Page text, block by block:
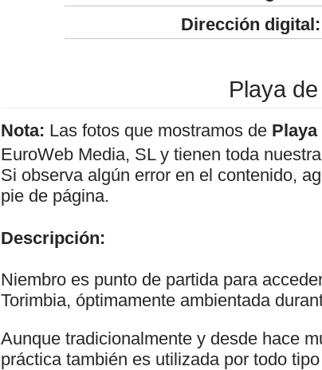
Dirección digital:
Playa
Nota: Las fotos que mostramos de
EuroWeb Media, SL y tienen toda
Si observa algún error en el contenido,
pie de página.
Descripción:
Niembro es punto de partida para
Torimbia, óptimamente ambientada
Aunque tradicionalmente y desde hace
práctica también es utilizada por todo